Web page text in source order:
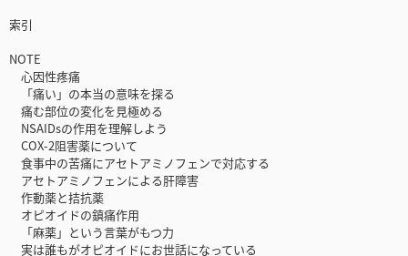
索引
NOTE
心因性疼痛
「痛い」の本当の意味を探る
痛む部位の変化を見極める
NSAIDsの作用を理解しよう
COX-2阻害薬について
食事中の苦痛にアセトアミノフェンで対応する
アセトアミノフェンによる肝障害
作動薬と拮抗薬
オピオイドの鎮痛作用
「麻薬」という言葉がもつ力
実は誰もがオピオイドにお世話になっている